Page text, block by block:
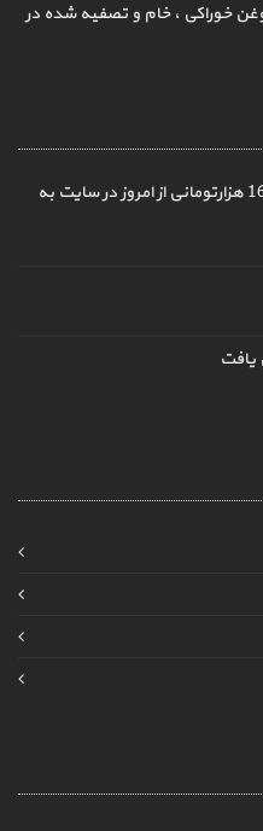
خوراکی ، خام و تصفیه شده در
تمام قیمتهای روغن بر اساس ارز آزاد 160 هزارتومانی از امروز در سایت به
یافت